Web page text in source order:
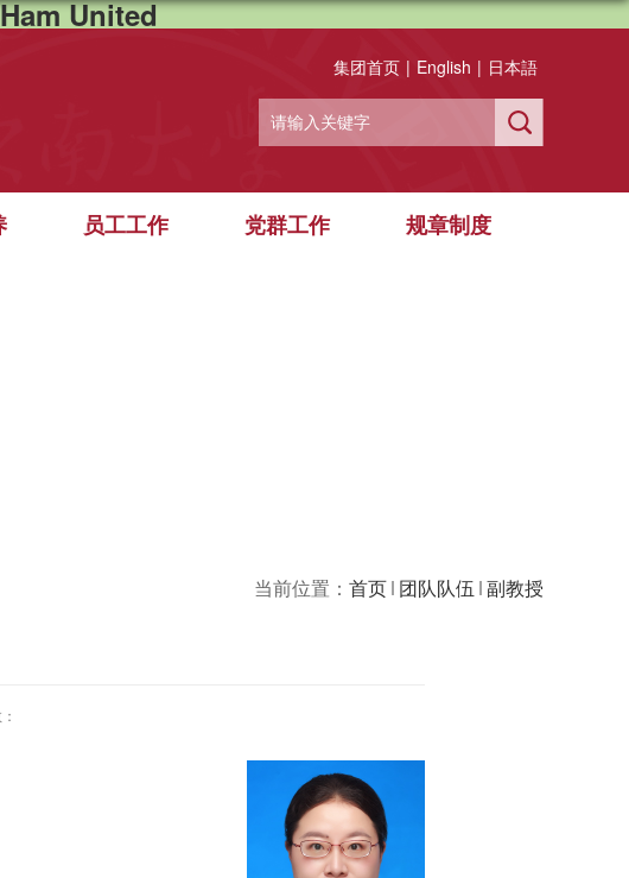
United
集团首页 | English | 日本語
员工工作 党群工作 规章制度
当前位置： 首页 团队队伍 副教授